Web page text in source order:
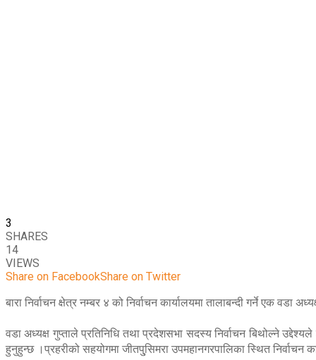
3
SHARES
14
VIEWS
Share on FacebookShare on Twitter
बारा निर्वाचन क्षेत्र नम्बर ४ को निर्वाचन कार्यालयमा तालाबन्दी गर्ने एक
वडा अध्यक्ष गुप्ताले प्रतिनिधि तथा प्रदेशसभा सदस्य निर्वाचन बिथोल्ने
हुनुहुन्छ ।प्रहरीको सहयोगमा जीतपु्सिमरा उपमहानगरपालिका स्थित निर्वाचन